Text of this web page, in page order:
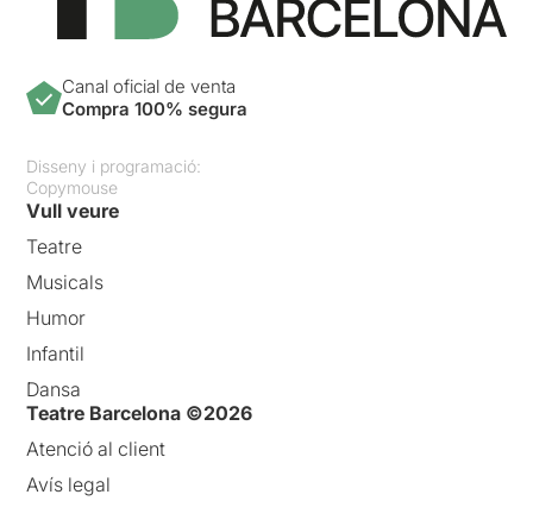
Canal oficial de venta
Compra 100% segura
Disseny i programació:
Copymouse
Vull veure
Teatre
Musicals
Humor
Infantil
Dansa
Teatre Barcelona ©2026
Atenció al client
Avís legal